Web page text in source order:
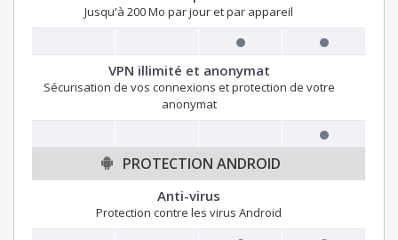
Jusqu'à 200 Mo par jour et par appareil
VPN illimité et anonymat
Sécurisation de vos connexions et protection de votre
anonymat
PROTECTION ANDROID
Anti-virus
Protection contre les virus Android